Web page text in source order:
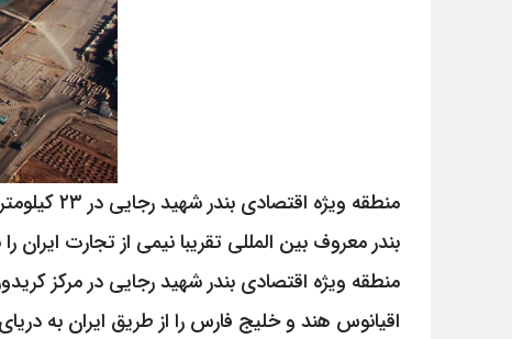
بندر معروف بین المللی تقریبا نیمی از تجارت ایران
منطقه ویژه اقتصادی بندر شهید رجایی در مرکز
اقیانوس هند و خلیج فارس را از طریق ایران به